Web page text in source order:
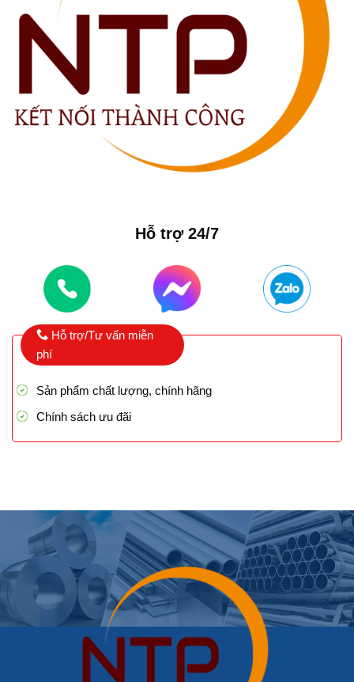
Hỗ trợ 24/7
Hỗ trợ/Tư vấn miễn
phí
Sản phẩm chất lượng, chính hãng
Chính sách ưu đãi